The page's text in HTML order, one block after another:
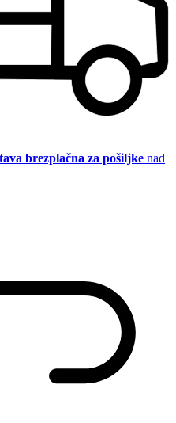
brezplačna za pošiljke nad